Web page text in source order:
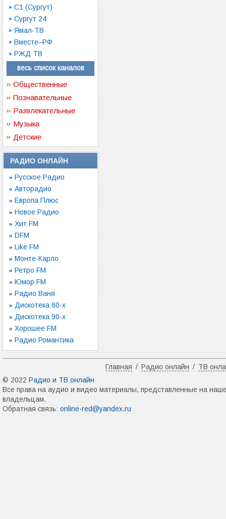
С1 (Сургут)
Сургут 24
Ямал-ТВ
Вместе–РФ
РЖД ТВ
весь список каналов
Общественные
Познавательные
Развлекательные
Музыка
Детские
РАДИО ОНЛАЙН
Русское Радио
Авторадио
Европа Плюс
Новое Радио
Хит FM
DFM
Like FM
Монте-Карло
Ретро FM
Юмор FM
Радио Ваня
Дискотека 80-х
Дискотека 90-х
Хорошее FM
Радио Романтика
Главная / Радио онлайн / ТВ
© 2022 Радио и ТВ онлайн
Все права на аудио и видео материалы, представленные на
владельцам.
Обратная связь: online-red@yandex.ru